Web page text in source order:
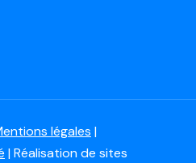
légales |
| Réalisation de sites